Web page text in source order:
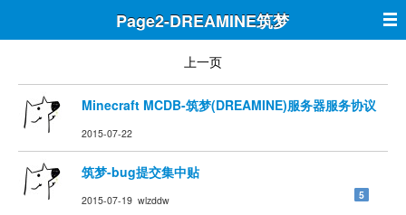
Page2-DREAMINE筑梦
上一页
Minecraft MCDB-筑梦(DREAMINE)服务器服务协议
2015-07-22
筑梦-bug提交集中贴
2015-07-19 wlzddw 5